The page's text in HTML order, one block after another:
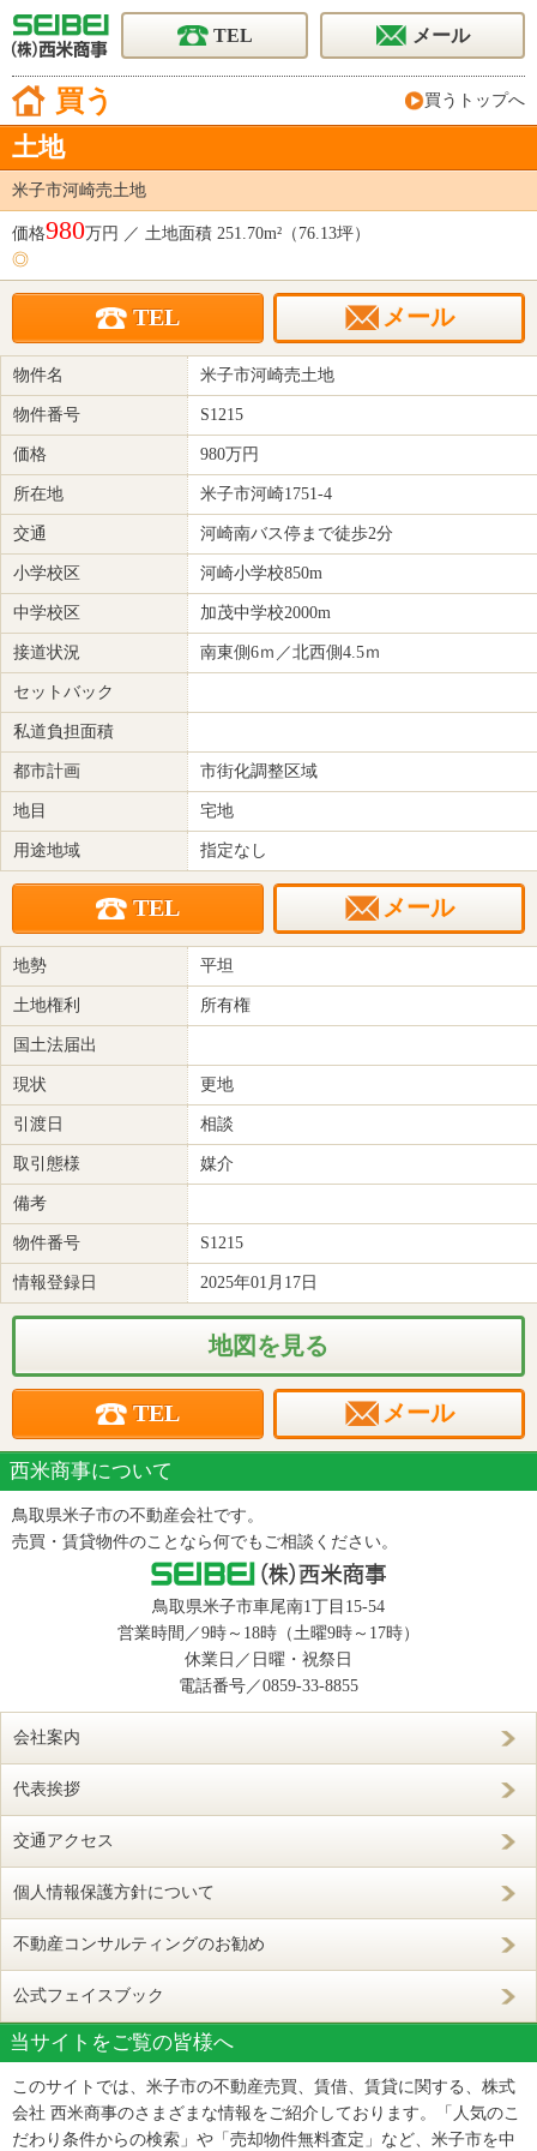
TEL メール
買う 買うトップへ
土地
米子市河崎売土地
価格980万円 ／ 土地面積 251.70m²（76.13坪）
◎
TEL メール
物件名 米子市河崎売土地
物件番号 S1215
価格 980万円
所在地 米子市河崎1751-4
交通 河崎南バス停まで徒歩2分
小学校区 河崎小学校850m
中学校区 加茂中学校2000m
接道状況 南東側6ｍ／北西側4.5ｍ
セットバック
私道負担面積
都市計画 市街化調整区域
地目 宅地
用途地域 指定なし
TEL メール
地勢 平坦
土地権利 所有権
国土法届出
現状 更地
引渡日 相談
取引態様 媒介
備考
物件番号 S1215
情報登録日 2025年01月17日
地図を見る
TEL メール
西米商事について
鳥取県米子市の不動産会社です。
売買・賃貸物件のことなら何でもご相談ください。
鳥取県米子市車尾南1丁目15-54
営業時間／9時～18時（土曜9時～17時）
休業日／日曜・祝祭日
電話番号／0859-33-8855
会社案内
代表挨拶
交通アクセス
個人情報保護方針について
不動産コンサルティングのお勧め
公式フェイスブック
当サイトをご覧の皆様へ
このサイトでは、米子市の不動産売買、賃借、賃貸に関する、株式
会社 西米商事のさまざまな情報をご紹介しております。「人気のこ
だわり条件からの検索」や「売却物件無料査定」など、米子市を中